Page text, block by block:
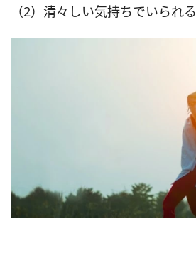
（2）清々しい気持ちでいられる